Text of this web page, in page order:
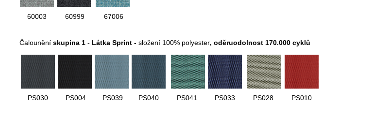
60003 60999 67006
Čalounění skupina 1 - Látka Sprint - složení 100% polyester, oděruodolnost 170.000 cyklů
PS030 PS004 PS039 PS040 PS041 PS033 PS028 PS010